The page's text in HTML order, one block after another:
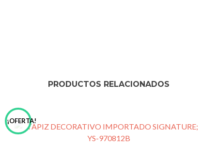
PRODUCTOS RELACIONADOS
¡OFERTA!